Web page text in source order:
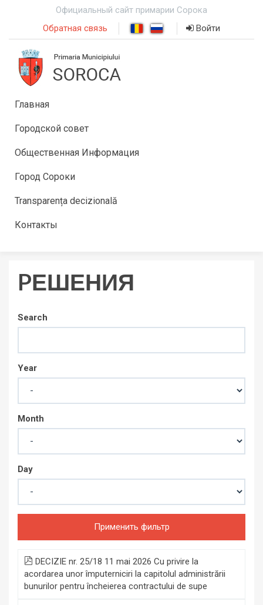
Официальный сайт примарии Сорока
Обратная связь
Войти
Главная
Городской совет
Общественная Информация
Город Сороки
Transparența decizională
Контакты
PЕШЕНИЯ
Search
Year
Month
Day
Применить фильтр
DECIZIE nr. 25/18 11 mai 2026 Cu privire la
acordarea unor împuterniciri la capitolul administrării
bunurilor pentru încheierea contractului de supe